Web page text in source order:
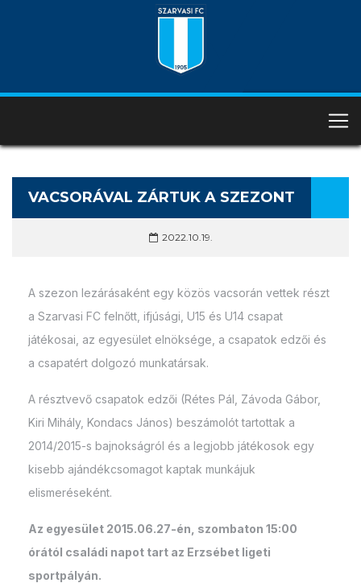
VACSORÁVAL ZÁRTUK A SZEZONT
2022.10.19.
A szezon lezárásaként egy közös vacsorán vettek részt
a Szarvasi FC felnőtt, ifjúsági, U15 és U14 csapat
játékosai, az egyesület elnöksége, a csapatok edzői és
a csapatért dolgozó munkatársak.
A résztvevő csapatok edzői (Rétes Pál, Závoda Gábor,
Kiri Mihály, Kondacs János) beszámolót tartottak a
2014/2015-s bajnokságról és a legjobb játékosok egy
kisebb ajándékcsomagot kaptak munkájuk
elismeréseként.
Az egyesület 2015.06.27-én, szombaton 15:00
órától családi napot tart az Erzsébet ligeti
sportpályán.